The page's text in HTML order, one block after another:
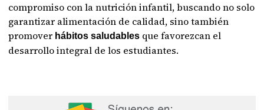
compromiso con la nutrición infantil, buscando no solo
garantizar alimentación de calidad, sino también
promover hábitos saludables que favorezcan el
desarrollo integral de los estudiantes.